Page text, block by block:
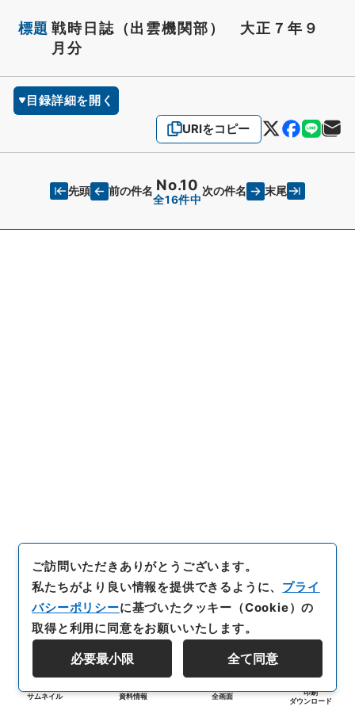
標題 戦時日誌（出雲機関部） 大正７年９
月分
目録詳細を開く
URIをコピー
先頭 前の件名 No.10
全16件中
次の件名 末尾
サムネイル 資料情報 全画面
印刷
ダウンロード
ご訪問いただきありがとうございます。
私たちがより良い情報を提供できるように、 プライ
バシーポリシーに基づいたクッキー（Cookie）の
取得と利用に同意をお願いいたします。
必要最小限 全て同意